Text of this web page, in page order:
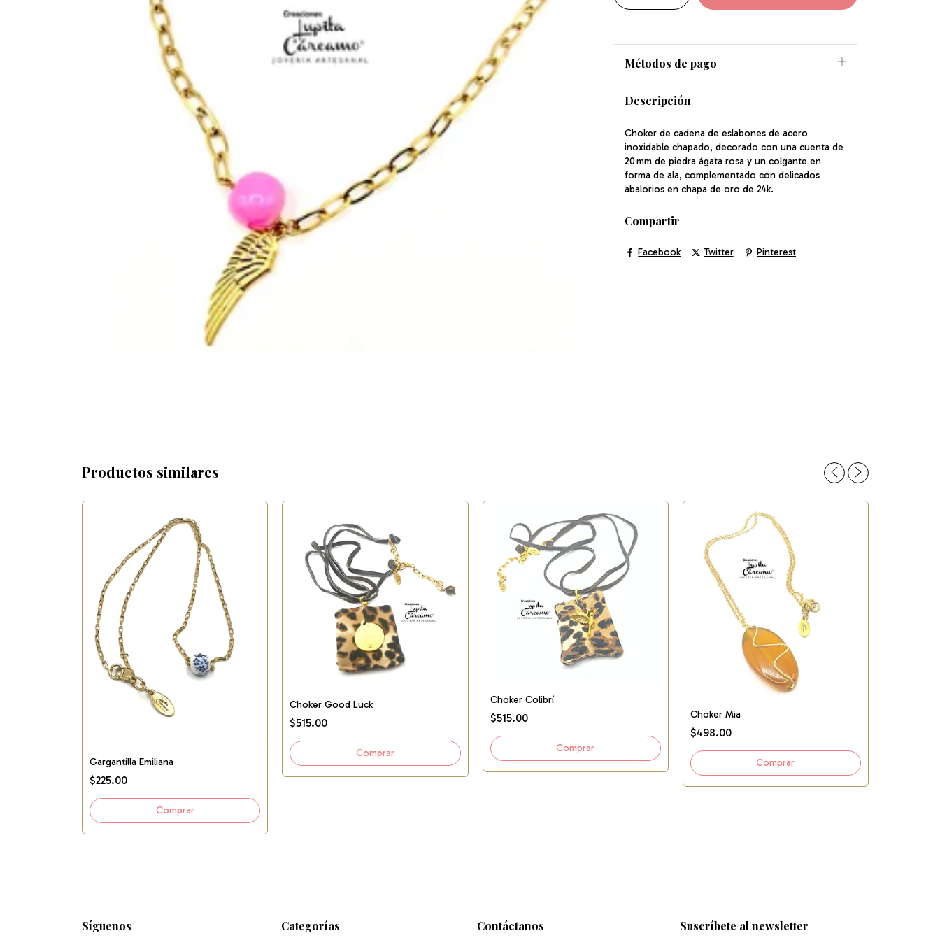
Métodos de pago
Descripción
Choker de cadena de eslabones de acero
inoxidable chapado, decorado con una cuenta de
20 mm de piedra ágata rosa y un colgante en
forma de ala, complementado con delicados
abalorios en chapa de oro de 24k.
Compartir
Facebook Twitter Pinterest
Productos similares
Gargantilla Emiliana
$225.00
Choker Good Luck
$515.00
Choker Colibrí
$515.00 Choker Mia
$498.00
Síguenos Categorías Contáctanos Suscríbete al newsletter